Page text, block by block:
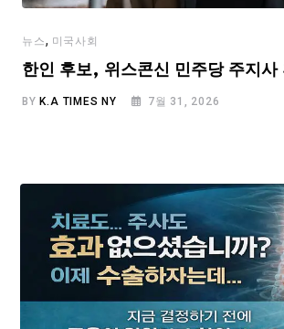
뉴스, 미국사회
한인 후보, 위스콘신 민주당 주지사
BY K.A TIMES NY 7월 31, 2026